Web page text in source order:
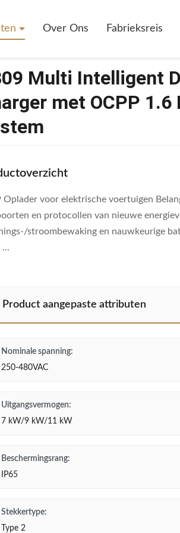
Over Ons Fabrieksreis
Multi Intelligent
met OCPP
Oplader voor elektrische voertuigen
en protocollen van nieuwe
stroombewaking en nauwkeurige
...
Product aangepaste attributen
Nominale spanning:
250-480VAC
Uitgangsvermogen:
7 kW/9 kW/11 kW
Beschermingsrang:
IP65
Stekkertype:
Type 2